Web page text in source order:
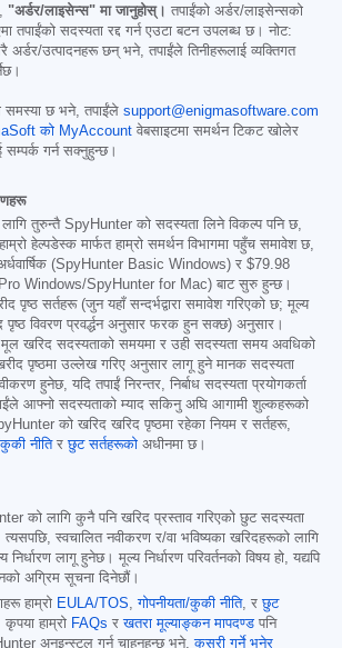
"अर्डर/लाइसेन्स" मा जानुहोस्। तपाईंको अर्डर/लाइसेन्सको
तपाईंको सदस्यता रद्द गर्न एउटा बटन उपलब्ध छ। नोट:
अर्डर/उत्पादनहरू छन् भने, तपाईंले तिनीहरूलाई व्यक्तिगत
समस्या छ भने, तपाईंले support@enigmasoftware.com
को MyAccount वेबसाइटमा समर्थन टिकट खोलेर
गर्न सक्नुहुन्छ।
लागि तुरुन्तै SpyHunter को सदस्यता लिने विकल्प पनि छ,
हेल्पडेस्क मार्फत हाम्रो समर्थन विभागमा पहुँच समावेश छ,
(SpyHunter Basic Windows) र $79.98
Pro Windows/SpyHunter for Mac) बाट सुरु हुन्छ।
पृष्ठ सर्तहरू (जुन यहाँ सन्दर्भद्वारा समावेश गरिएको छ; मूल्य
पृष्ठ विवरण प्रवर्द्धन अनुसार फरक हुन सक्छ) अनुसार।
मूल खरिद सदस्यताको समयमा र उही सदस्यता समय अवधिको
खरीद पृष्ठमा उल्लेख गरिए अनुसार लागू हुने मानक सदस्यता
हुनेछ, यदि तपाईं निरन्तर, निर्बाध सदस्यता प्रयोगकर्ता
आफ्नो सदस्यताको म्याद सकिनु अघि आगामी शुल्कहरूको
को खरिद खरिद पृष्ठमा रहेका नियम र सर्तहरू,
कुकी नीतिरछुट सर्तहरूको अधीनमा छ।
को लागि कुनै पनि खरिद प्रस्ताव गरिएको छुट सदस्यता
त्यसपछि, स्वचालित नवीकरण र/वा भविष्यका खरिदहरूको लागि
लागू हुनेछ। मूल्य निर्धारण परिवर्तनको विषय हो, यद्यपि
अग्रिम सूचना दिनेछौं।
हाम्रो EULA/TOS,गोपनीयता/कुकी नीति, रछुट
हाम्रो FAQs रखतरा मूल्याङ्कन मापदण्ड पनि
अनइन्स्टल गर्न चाहनुहुन्छ भने,कसरी गर्ने भनेर